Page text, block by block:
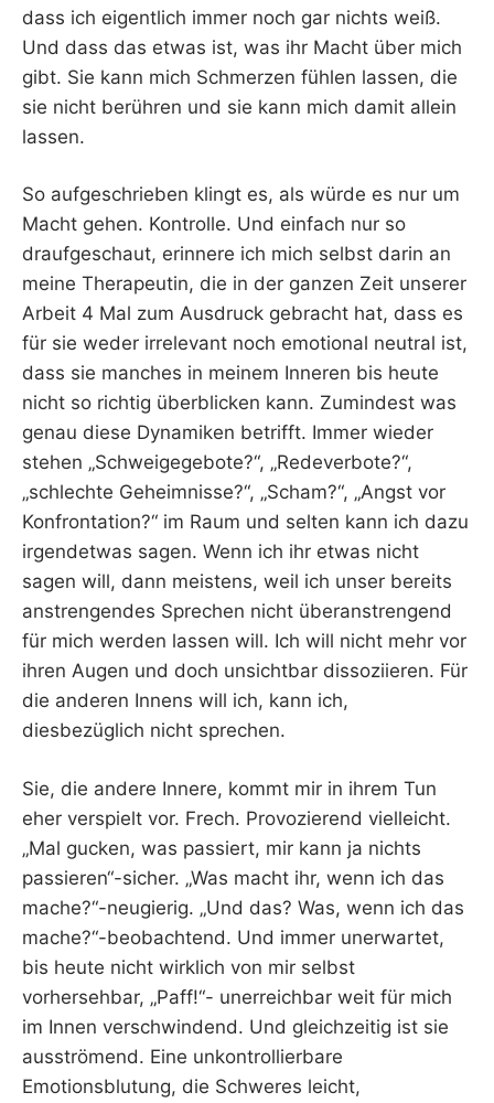
dass ich eigentlich immer noch gar nichts weiß.
Und dass das etwas ist, was ihr Macht über mich
gibt. Sie kann mich Schmerzen fühlen lassen, die
sie nicht berühren und sie kann mich damit allein
lassen.
So aufgeschrieben klingt es, als würde es nur um
Macht gehen. Kontrolle. Und einfach nur so
draufgeschaut, erinnere ich mich selbst darin an
meine Therapeutin, die in der ganzen Zeit unserer
Arbeit 4 Mal zum Ausdruck gebracht hat, dass es
für sie weder irrelevant noch emotional neutral ist,
dass sie manches in meinem Inneren bis heute
nicht so richtig überblicken kann. Zumindest was
genau diese Dynamiken betrifft. Immer wieder
stehen „Schweigegebote?“, „Redeverbote?“,
„schlechte Geheimnisse?“, „Scham?“, „Angst vor
Konfrontation?“ im Raum und selten kann ich dazu
irgendetwas sagen. Wenn ich ihr etwas nicht
sagen will, dann meistens, weil ich unser bereits
anstrengendes Sprechen nicht überanstrengend
für mich werden lassen will. Ich will nicht mehr vor
ihren Augen und doch unsichtbar dissoziieren. Für
die anderen Innens will ich, kann ich,
diesbezüglich nicht sprechen.
Sie, die andere Innere, kommt mir in ihrem Tun
eher verspielt vor. Frech. Provozierend vielleicht.
„Mal gucken, was passiert, mir kann ja nichts
passieren“-sicher. „Was macht ihr, wenn ich das
mache?“-neugierig. „Und das? Was, wenn ich das
mache?“-beobachtend. Und immer unerwartet,
bis heute nicht wirklich von mir selbst
vorhersehbar, „Paff!“- unerreichbar weit für mich
im Innen verschwindend. Und gleichzeitig ist sie
ausströmend. Eine unkontrollierbare
Emotionsblutung, die Schweres leicht,